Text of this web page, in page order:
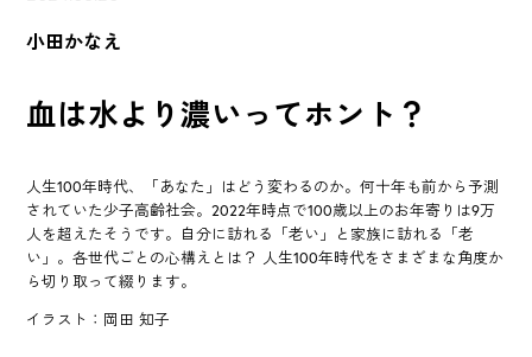
小田かなえ
血は水より濃いってホント？
人生100年時代、「あなた」はどう変わるのか。何十年も前から予測
されていた少子高齢社会。2022年時点で100歳以上のお年寄りは9万
人を超えたそうです。自分に訪れる「老い」と家族に訪れる「老
い」。各世代ごとの心構えとは？ 人生100年時代をさまざまな角度か
ら切り取って綴ります。
イラスト：岡田 知子